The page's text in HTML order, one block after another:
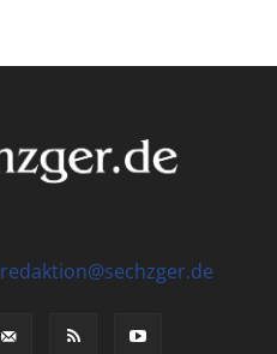
redaktion@sechzger.de